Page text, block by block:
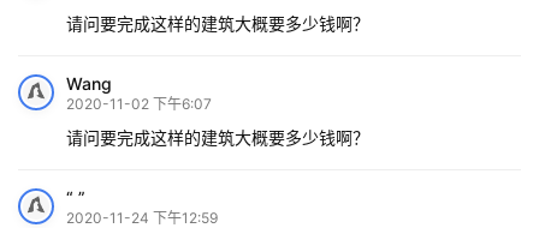
请问要完成这样的建筑大概要多少钱啊？
Wang
2020-11-02 下午6:07
请问要完成这样的建筑大概要多少钱啊？
“ ”
2020-11-24 下午12:59